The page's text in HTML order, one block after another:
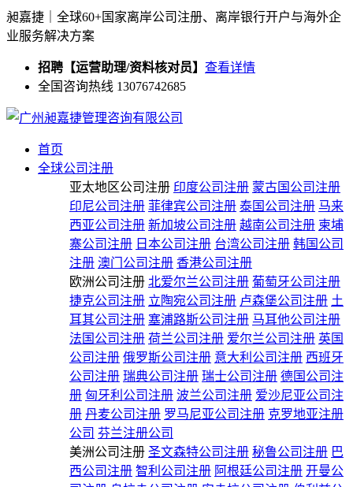
昶嘉捷｜全球60+国家离岸公司注册、离岸银行开户与海外企
业服务解决方案
招聘【运营助理/资料核对员】 查看详情
全国咨询热线 13076742685
首页
全球公司注册
亚太地区公司注册 印度公司注册 蒙古国公司注册
印尼公司注册 菲律宾公司注册 泰国公司注册 马来
西亚公司注册 新加坡公司注册 越南公司注册 柬埔
寨公司注册 日本公司注册 台湾公司注册 韩国公司
注册 澳门公司注册 香港公司注册
欧洲公司注册 北爱尔兰公司注册 葡萄牙公司注册
捷克公司注册 立陶宛公司注册 卢森堡公司注册 土
耳其公司注册 塞浦路斯公司注册 马耳他公司注册
法国公司注册 荷兰公司注册 爱尔兰公司注册 英国
公司注册 俄罗斯公司注册 意大利公司注册 西班牙
公司注册 瑞典公司注册 瑞士公司注册 德国公司注
册 匈牙利公司注册 波兰公司注册 爱沙尼亚公司注
册 丹麦公司注册 罗马尼亚公司注册 克罗地亚注册
公司 芬兰注册公司
美洲公司注册 圣文森特公司注册 秘鲁公司注册 巴
西公司注册 智利公司注册 阿根廷公司注册 开曼公